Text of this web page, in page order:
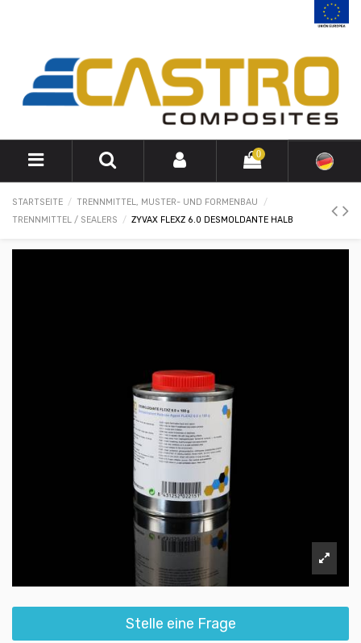
0
STARTSEITE
TRENNMITTEL, MUSTER- UND FORMENBAU
TRENNMITTEL / SEALERS
ZYVAX FLEXZ 6.0 DESMOLDANTE HALB
Stelle eine Frage